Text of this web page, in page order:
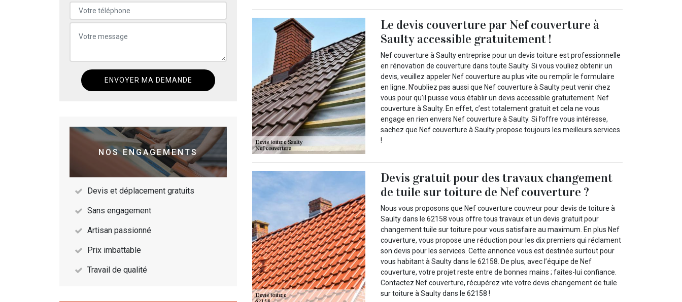
NOS ENGAGEMENTS
Devis et déplacement gratuits
Sans engagement
Artisan passionné
Prix imbattable
Travail de qualité
Le devis couverture par Nef couverture à
Saulty accessible gratuitement !
Nef couverture à Saulty entreprise pour un devis toiture est professionnelle
en rénovation de couverture dans toute Saulty. Si vous vouliez obtenir un
devis, veuillez appeler Nef couverture au plus vite ou remplir le formulaire
en ligne. N’oubliez pas aussi que Nef couverture à Saulty peut venir chez
vous pour qu’il puisse vous établir un devis accessible gratuitement. Nef
couverture à Saulty. En effet, c’est totalement gratuit et cela ne vous
engage en rien envers Nef couverture à Saulty. Si l’offre vous intéresse,
sachez que Nef couverture à Saulty propose toujours les meilleurs services
!
Devis gratuit pour des travaux changement
de tuile sur toiture de Nef couverture ?
Nous vous proposons que Nef couverture couvreur pour devis de toiture à
Saulty dans le 62158 vous offre tous travaux et un devis gratuit pour
changement tuile sur toiture pour vous satisfaire au maximum. En plus Nef
couverture, vous propose une réduction pour les dix premiers qui réclament
son devis pour les services. Cette annonce vous est destinée surtout pour
vous habitant à Saulty dans le 62158. De plus, avec l’équipe de Nef
couverture, votre projet reste entre de bonnes mains ; faites-lui confiance.
Contactez Nef couverture, récupérez vite votre devis changement de tuile
sur toiture à Saulty dans le 62158 !